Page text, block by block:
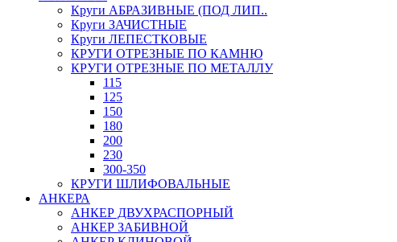
Круги АБРАЗИВНЫЕ (ПОД ЛИП..
Круги ЗАЧИСТНЫЕ
Круги ЛЕПЕСТКОВЫЕ
КРУГИ ОТРЕЗНЫЕ ПО КАМНЮ
КРУГИ ОТРЕЗНЫЕ ПО МЕТАЛЛУ
115
125
150
180
200
230
300-350
КРУГИ ШЛИФОВАЛЬНЫЕ
АНКЕРА
АНКЕР ДВУХРАСПОРНЫЙ
АНКЕР ЗАБИВНОЙ